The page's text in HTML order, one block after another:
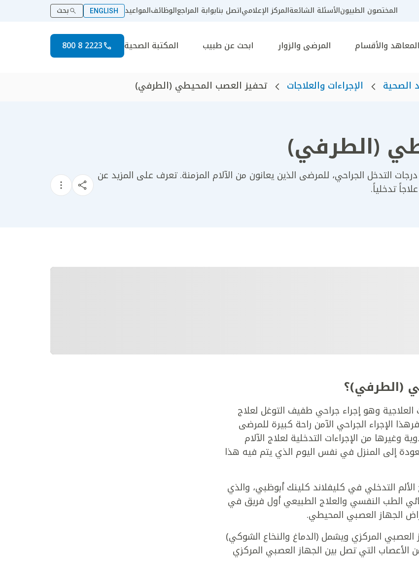
المختصون الطبيونالأسئلة الشائعةالمركز الإعلامياتصل بنابوابة المراجعالوظائفالمواعيد ENGLISH بحث
المعاهد والأقسام المرضى والزوار ابحث عن طبيب المكتبة الصحية 2223 8 800
الصحية الإجراءات والعلاجات تحفيز العصب المحيطي (الطرفي)
(الطرفي)
التدخل الجراحي، للمرضى الذين يعانون من الآلام المزمنة. تعرف على المزيد عن
تدخلياً.
(الطرفي)؟
وهو إجراء جراحي طفيف التوغل لعلاج
الإجراء الجراحي الآمن راحة كبيرة للمرضى
وغيرها من الإجراءات التدخلية لعلاج الآلام
إلى المنزل في نفس اليوم الذي يتم فيه هذا
التدخلي في كليفلاند كلينك أبوظبي، والذي
الطب النفسي والعلاج الطبيعي أول فريق في
الجهاز العصبي المحيطي.
المركزي ويشمل (الدماغ والنخاع الشوكي)
التي تصل بين الجهاز العصبي المركزي